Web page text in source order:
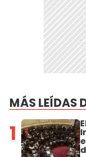
MÁS LEÍDAS
1